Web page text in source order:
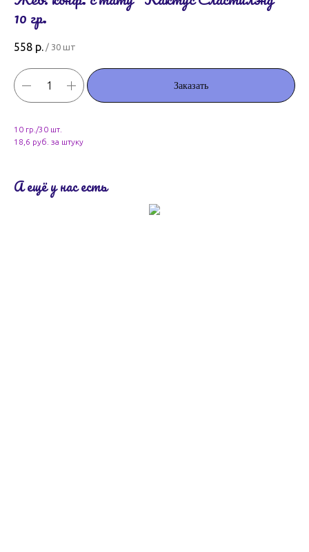
10 гр.
558 р. / 30 шт
Заказать
10 гр./30 шт.
18,6 руб. за штуку
А ещё у нас есть